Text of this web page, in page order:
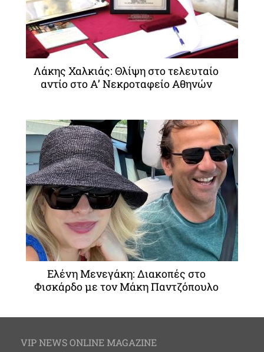
Λάκης Χαλκιάς: Θλίψη στο τελευταίο
αντίο στο Α’ Νεκροταφείο Αθηνών
Ελένη Μενεγάκη: Διακοπές στο
Φισκάρδο με τον Μάκη Παντζόπουλο
VIP NEWS ONLINE MAGAZINE